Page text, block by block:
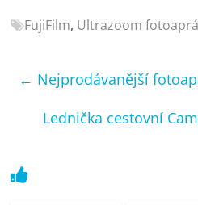
FujiFilm, Ultrazoom
← Nejprodávanější
Lednička cestovní